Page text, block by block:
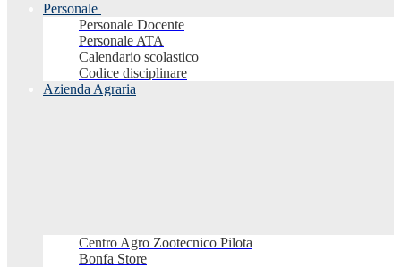
Personale
Personale Docente
Personale ATA
Calendario scolastico
Codice disciplinare
Azienda Agraria
Centro Agro Zootecnico Pilota
Bonfa Store